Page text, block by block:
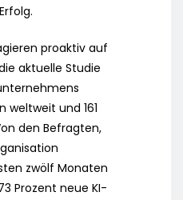
proaktiv auf
aktuelle Studie
weltweit und 161
den Befragten,
zwölf Monaten
Prozent neue KI-